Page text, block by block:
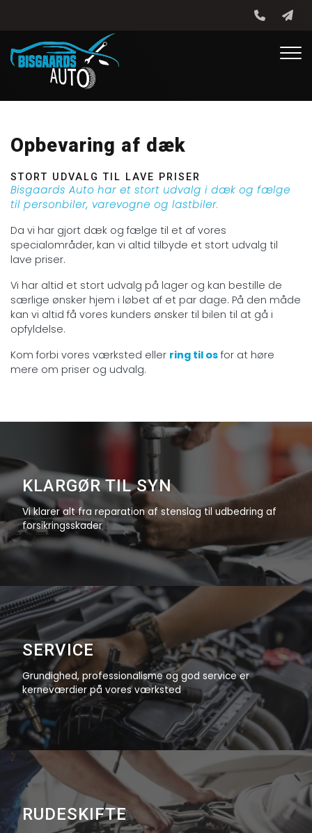
hovedindhold
Opbevaring af dæk
STORT UDVALG TIL LAVE PRISER
​Bisgaards Auto har et stort udvalg i dæk og fælge
til personbiler, varevogne og lastbiler.
Da vi har gjort dæk og fælge til et af vores
specialområder, kan vi altid tilbyde et stort udvalg til
lave priser.
Vi har altid et stort udvalg på lager og kan bestille de
særlige ønsker hjem i løbet af et par dage. På den måde
kan vi altid få vores kunders ønsker til bilen til at gå i
opfyldelse.
Kom forbi vores værksted eller ring til osfor at høre
mere om priser og udvalg.
KLARGØR TIL SYN
Vi klarer alt fra reparation af stenslag til udbedring af
forsikringsskader
SERVICE
Grundighed, professionalisme og god service er
kerneværdier på vores værksted
RUDESKIFTE